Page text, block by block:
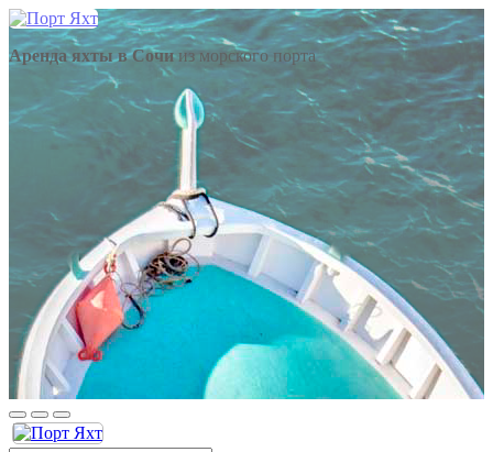
Аренда яхты в Сочииз морского порта